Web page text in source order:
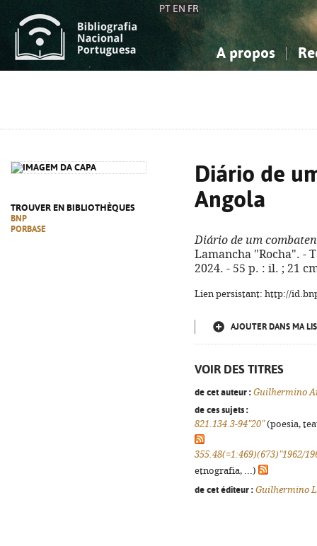
PT EN FR
A propos
TROUVER EN BIBLIOTHÈQUES
BNP
PORBASE
Diário de
Angola
Diário de um
Lamancha "Rocha". -
2024. - 55 p. : il. ; 21
Lien persistant: http://
AJOUTER DANS MA
VOIR DES TITRES
de cet auteur : Guilhermino
de ces sujets :
821.134.3-94"20"(poesia,
355.48(=1:469)(673)"1962/
etnografia, ...)
de cet éditeur : Guilhermino